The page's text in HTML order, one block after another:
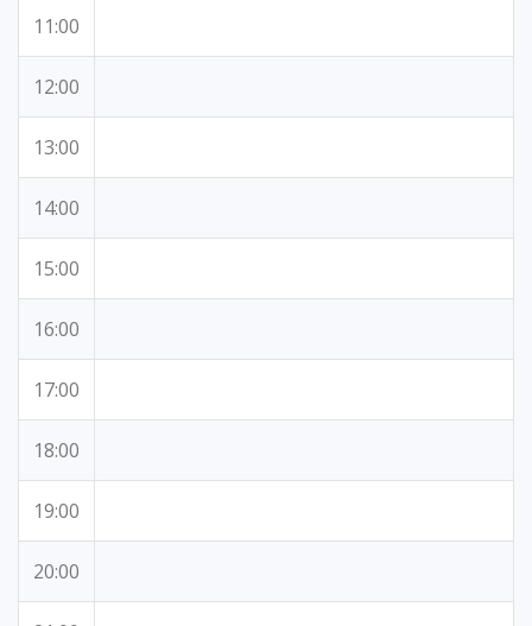
11:00
12:00
13:00
14:00
15:00
16:00
17:00
18:00
19:00
20:00